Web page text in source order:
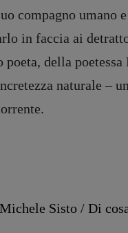
compagno umano
in faccia ai
della
naturale –
Michele Sisto / Di